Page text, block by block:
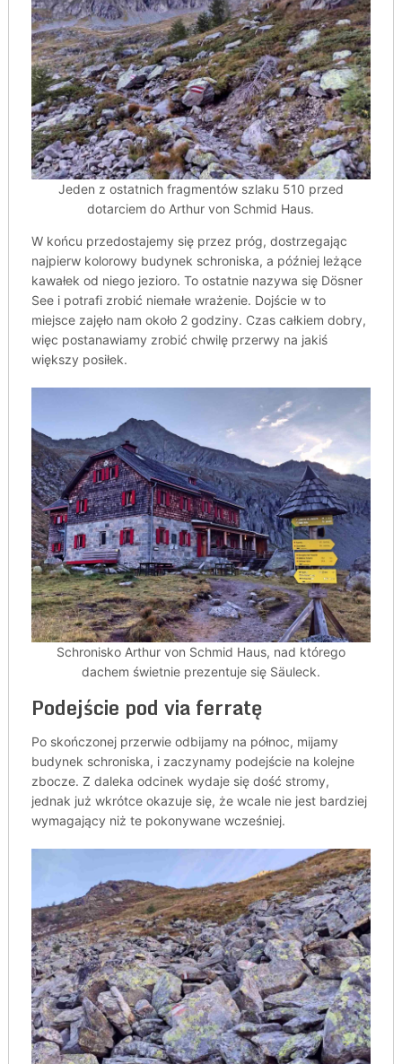
Jeden z ostatnich fragmentów szlaku 510 przed
dotarciem do Arthur von Schmid Haus.
W końcu przedostajemy się przez próg, dostrzegając
najpierw kolorowy budynek schroniska, a później leżące
kawałek od niego jezioro. To ostatnie nazywa się Dösner
See i potrafi zrobić niemałe wrażenie. Dojście w to
miejsce zajęło nam około 2 godziny. Czas całkiem dobry,
więc postanawiamy zrobić chwilę przerwy na jakiś
większy posiłek.
Schronisko Arthur von Schmid Haus, nad którego
dachem świetnie prezentuje się Säuleck.
Podejście pod via ferratę
Po skończonej przerwie odbijamy na północ, mijamy
budynek schroniska, i zaczynamy podejście na kolejne
zbocze. Z daleka odcinek wydaje się dość stromy,
jednak już wkrótce okazuje się, że wcale nie jest bardziej
wymagający niż te pokonywane wcześniej.